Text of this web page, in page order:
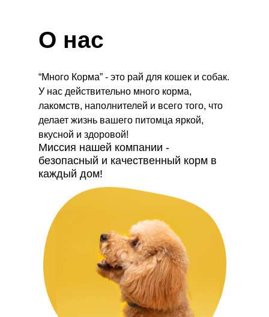
“Много Корма” - это рай для кошек и собак.
У нас действительно много корма,
лакомств, наполнителей и всего того, что
делает жизнь вашего питомца яркой,
вкусной и здоровой!
Миссия нашей компании -
безопасный и качественный корм в
каждый дом!
О нас